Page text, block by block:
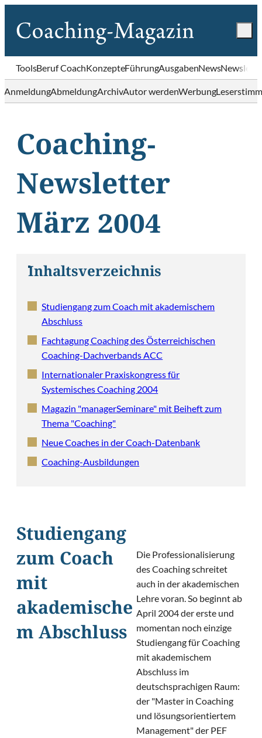
ToolsBeruf CoachKonzepteFührungAusgabenNews
AnmeldungAbmeldungArchivAutor werdenWerbung
Coaching-
Newsletter
März 2004
Inhaltsverzeichnis
Studiengang zum Coach mit akademischem
Abschluss
Fachtagung Coaching des Österreichischen
Coaching-Dachverbands ACC
Internationaler Praxiskongress für
Systemisches Coaching 2004
Magazin "managerSeminare" mit Beiheft zum
Thema "Coaching"
Neue Coaches in der Coach-Datenbank
Coaching-Ausbildungen
Studiengang
zum Coach
mit
akademische
m Abschluss
Die Professionalisierung
des Coaching schreitet
auch in der akademischen
Lehre voran. So beginnt ab
April 2004 der erste und
momentan noch einzige
Studiengang für Coaching
mit akademischem
Abschluss im
deutschsprachigen Raum:
der "Master in Coaching
und lösungsorientiertem
Management" der PEF